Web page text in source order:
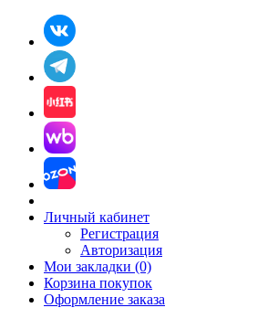
Личный кабинет
Регистрация
Авторизация
Мои закладки (0)
Корзина покупок
Оформление заказа